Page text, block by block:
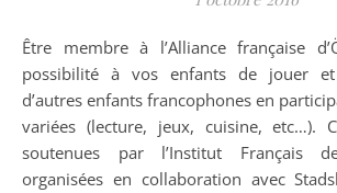
Être membre à l’Alliance française d’Örebro donne la
possibilité à vos enfants de jouer et
d’autres enfants francophones en
variées (lecture, jeux, cuisine, etc…).
soutenues par l’Institut Français
organisées en collaboration avec